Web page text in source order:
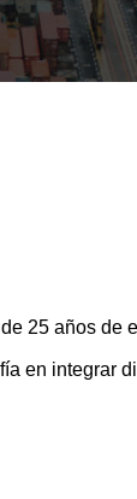
25 años
en integrar